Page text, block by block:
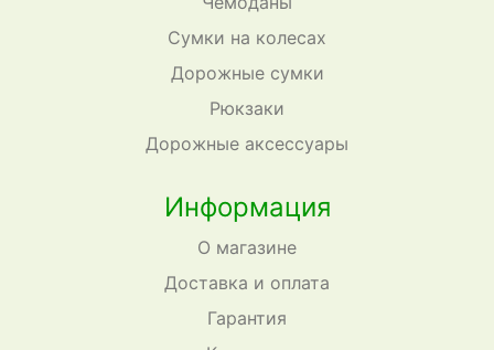
Сумки на колесах
Дорожные сумки
Рюкзаки
Дорожные аксессуары
Информация
О магазине
Доставка и оплата
Гарантия